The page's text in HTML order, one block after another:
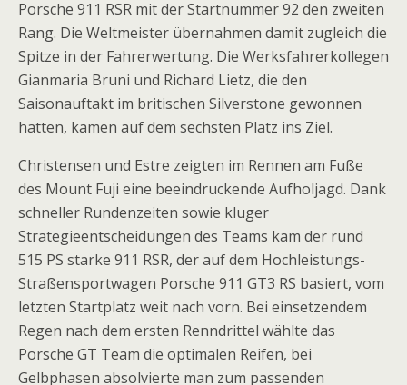
Porsche 911 RSR mit der Startnummer 92 den zweiten
Rang. Die Weltmeister übernahmen damit zugleich die
Spitze in der Fahrerwertung. Die Werksfahrerkollegen
Gianmaria Bruni und Richard Lietz, die den
Saisonauftakt im britischen Silverstone gewonnen
hatten, kamen auf dem sechsten Platz ins Ziel.
Christensen und Estre zeigten im Rennen am Fuße
des Mount Fuji eine beeindruckende Aufholjagd. Dank
schneller Rundenzeiten sowie kluger
Strategieentscheidungen des Teams kam der rund
515 PS starke 911 RSR, der auf dem Hochleistungs-
Straßensportwagen Porsche 911 GT3 RS basiert, vom
letzten Startplatz weit nach vorn. Bei einsetzendem
Regen nach dem ersten Renndrittel wählte das
Porsche GT Team die optimalen Reifen, bei
Gelbphasen absolvierte man zum passenden